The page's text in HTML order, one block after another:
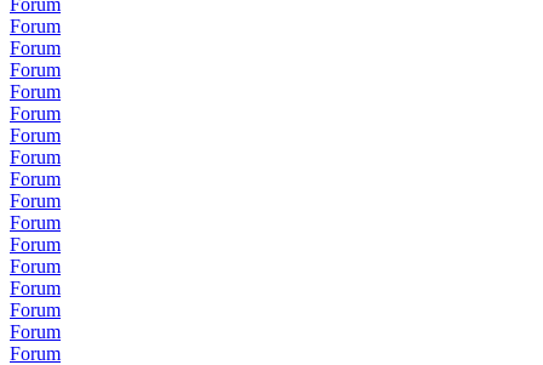
Forum
Forum
Forum
Forum
Forum
Forum
Forum
Forum
Forum
Forum
Forum
Forum
Forum
Forum
Forum
Forum
Forum